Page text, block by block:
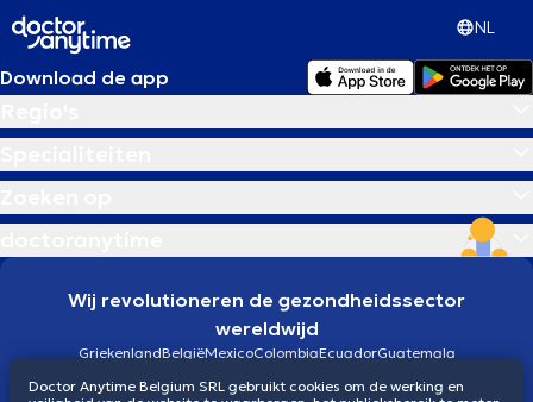
NL
Download de app
Wij revolutioneren de gezondheidssector
wereldwijd
GriekenlandBelgiëMexicoColombiaEcuadorGuatemala
Doctor Anytime Belgium SRL gebruikt cookies om de werking en